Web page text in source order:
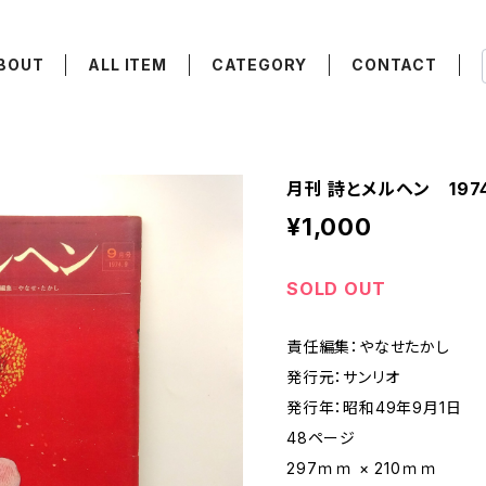
ALL ITEM CATEGORY CONTACT
月刊 詩とメルヘン
¥1,000
SOLD OUT
責任編集：やなせたかし
発行元：サンリオ
発行年：昭和49年9月1日
48ページ
297ｍｍ × 210ｍｍ